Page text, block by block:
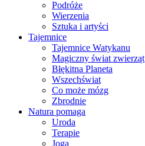
Podróże
Wierzenia
Sztuka i artyści
Tajemnice
Tajemnice Watykanu
Magiczny świat zwierząt
Błękitna Planeta
Wszechświat
Co może mózg
Zbrodnie
Natura pomaga
Uroda
Terapie
Joga